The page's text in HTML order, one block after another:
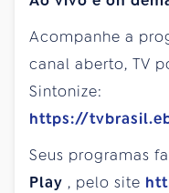
Acompanhe a
canal aberto, TV
Sintonize:
https://
Seus programas
Play , pelo site